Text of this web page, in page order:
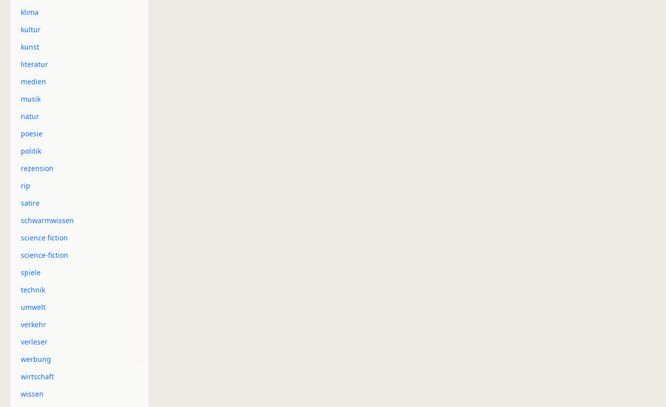
klima
kultur
kunst
literatur
medien
musik
natur
poesie
politik
rezension
rip
satire
schwarmwissen
science fiction
science-fiction
spiele
technik
umwelt
verkehr
verleser
werbung
wirtschaft
wissen